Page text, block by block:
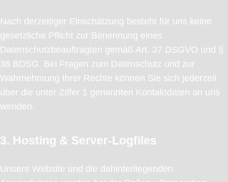
Nach derzeitiger Einschätzung besteht für uns keine
gesetzliche Pflicht zur Benennung eines
Datenschutzbeauftragten gemäß Art. 37 DSGVO und §
38 BDSG. Bei Fragen zum Datenschutz und zur
Wahrnehmung Ihrer Rechte können Sie sich jederzeit
über die unter Ziffer 1 genannten Kontaktdaten an uns
wenden.
3. Hosting & Server-Logfiles
Unsere Website und die dahinterliegenden